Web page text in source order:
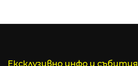
Ексклузивно инфо и събития